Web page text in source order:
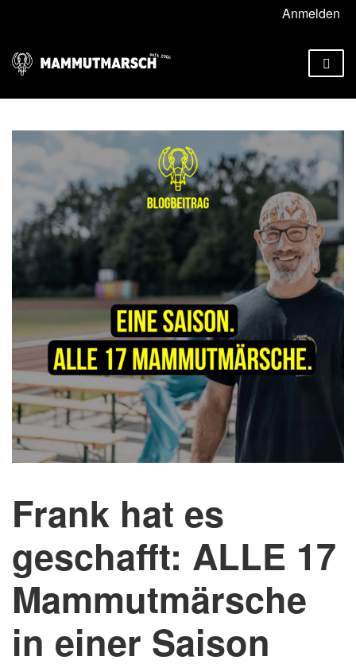
Anmelden
Frank hat es
geschafft: ALLE 17
Mammutmärsche
in einer Saison